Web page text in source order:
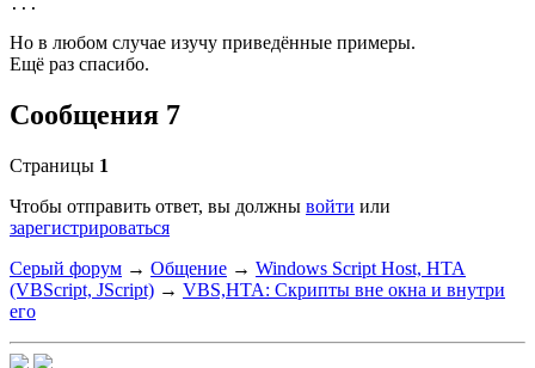
...
Но в любом случае изучу приведённые примеры.
Ещё раз спасибо.
Сообщения 7
Страницы 1
Чтобы отправить ответ, вы должны войти или
зарегистрироваться
Серый форум → Общение → Windows Script Host, HTA
(VBScript, JScript) → VBS,HTA: Скрипты вне окна и внутри
его